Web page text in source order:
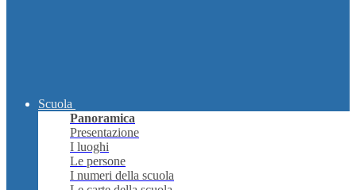
Scuola
Panoramica
Presentazione
I luoghi
Le persone
I numeri della scuola